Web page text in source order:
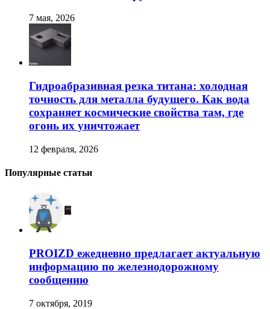
7 мая, 2026
Гидроабразивная резка титана: холодная
точность для металла будущего. Как вода
сохраняет космические свойства там, где
огонь их уничтожает
12 февраля, 2026
Популярные статьи
PROIZD ежедневно предлагает актуальную
информацию по железнодорожному
сообщению
7 октября, 2019